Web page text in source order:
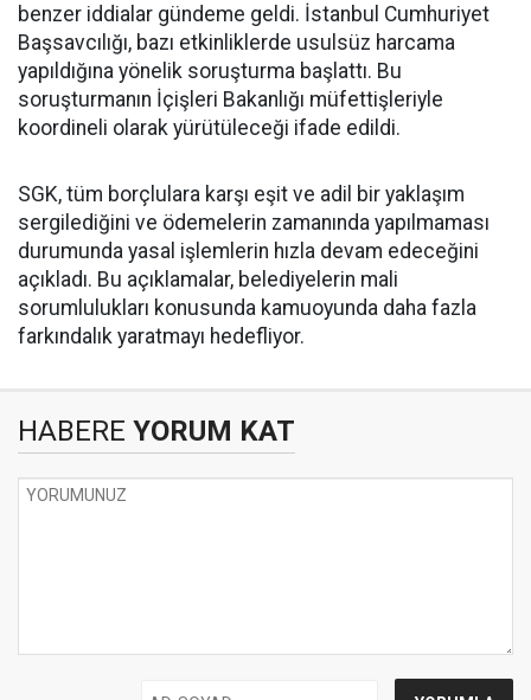
benzer iddialar gündeme geldi. İstanbul Cumhuriyet
Başsavcılığı, bazı etkinliklerde usulsüz harcama
yapıldığına yönelik soruşturma başlattı. Bu
soruşturmanın İçişleri Bakanlığı müfettişleriyle
koordineli olarak yürütüleceği ifade edildi.
SGK, tüm borçlulara karşı eşit ve adil bir yaklaşım
sergilediğini ve ödemelerin zamanında yapılmaması
durumunda yasal işlemlerin hızla devam edeceğini
açıkladı. Bu açıklamalar, belediyelerin mali
sorumlulukları konusunda kamuoyunda daha fazla
farkındalık yaratmayı hedefliyor.
HABERE YORUM KAT